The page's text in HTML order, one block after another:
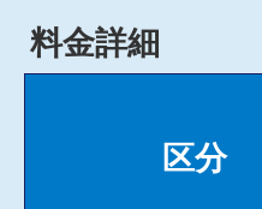
料金詳細
区分